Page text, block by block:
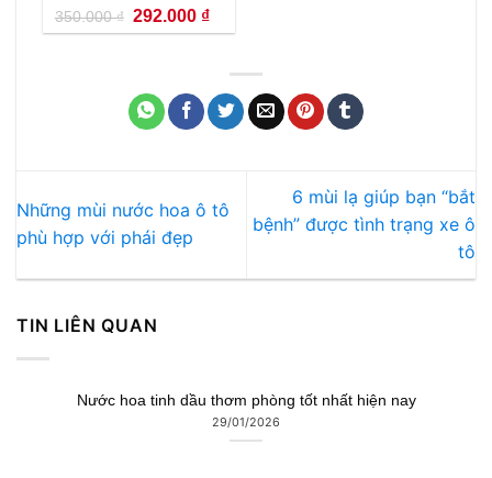
350.000₫ Giá
gốc
là:
292.000 ₫Giá
hiện
tại
Những mùi nước hoa ô tô
phù hợp với phái đẹp
6 mùi lạ giúp bạn “bắt
bệnh” được tình trạng xe ô
tô
TIN LIÊN QUAN
Nước hoa tinh dầu thơm phòng tốt nhất hiện nay
29/01/2026